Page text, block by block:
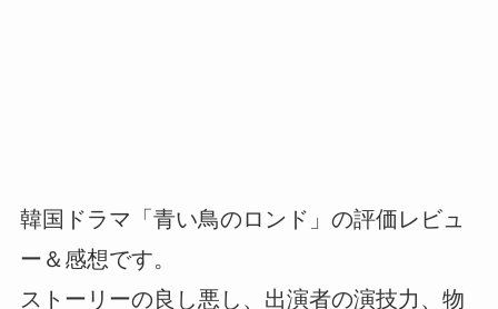
韓国ドラマ「青い鳥のロンド」の評価レビュ
ー＆感想です。
ストーリーの良し悪し、出演者の演技力、物